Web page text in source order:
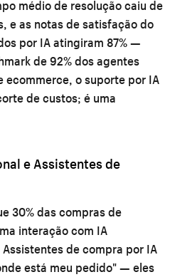
médio de resolução caiu de
e as notas de satisfação do
por IA atingiram 87% —
de 92% dos agentes
ecommerce, o suporte por IA
de custos; é uma
e Assistentes de
30% das compras de
interação com IA
de compra por IA
está meu pedido" — eles